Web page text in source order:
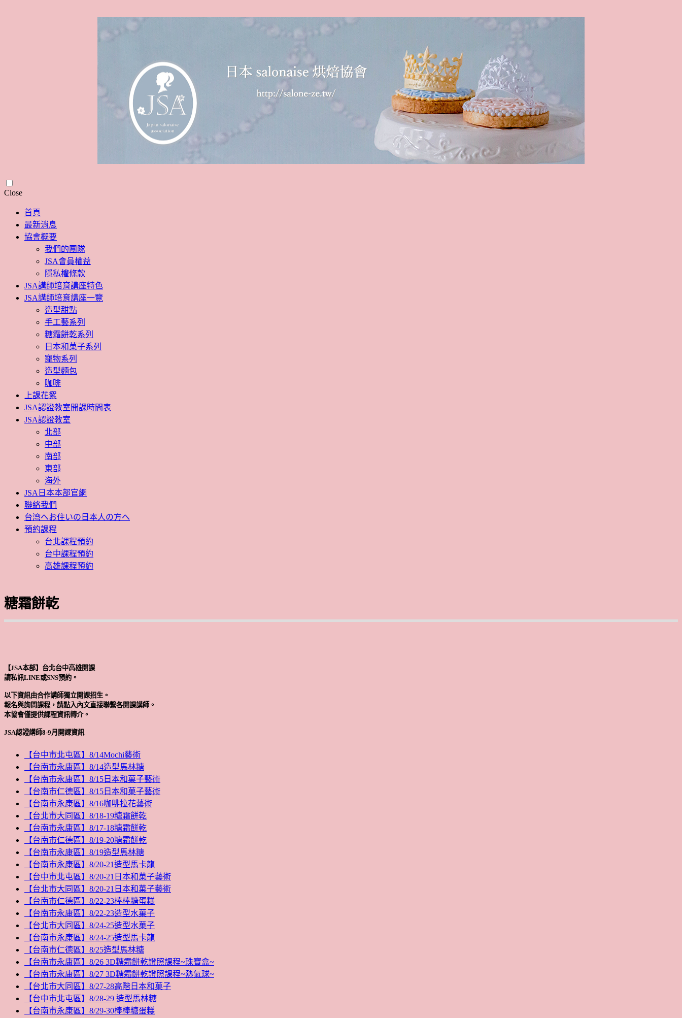
CloseSkip
content
首頁
最新消息
協會概要
我們的團隊
JSA會員權益
隱私權條款
JSA講師培育講座特色
JSA講師培育講座一覽
造型甜點
手工藝系列
糖霜餅乾系列
日本和菓子系列
寵物系列
造型麵包
咖啡
上課花絮
JSA認證教室開課時間表
JSA認證教室
北部
中部
南部
東部
海外
JSA日本本部官網
聯絡我們
台湾へお住いの日本人の方へ
預約課程
台北課程預約
台中課程預約
高雄課程預約
糖霜餅乾
【JSA本部】台北台中高雄開課
請私訊LINE或SNS預約。
以下資訊由合作講師獨立開課招生。
報名與詢問課程，請點入內文直接聯繫各開課講師。
本協會僅提供課程資訊轉介。
JSA認證講師8-9月開課資訊
【台中市北屯區】8/14Mochi藝術
【台南市永康區】8/14造型馬林糖
【台南市永康區】8/15日本和菓子藝術
【台南市仁德區】8/15日本和菓子藝術
【台南市永康區】8/16咖啡拉花藝術
【台北市大同區】8/18-19糖霜餅乾
【台南市永康區】8/17-18糖霜餅乾
【台南市仁德區】8/19-20糖霜餅乾
【台南市永康區】8/19造型馬林糖
【台南市永康區】8/20-21造型馬卡龍
【台中市北屯區】8/20-21日本和菓子藝術
【台北市大同區】8/20-21日本和菓子藝術
【台南市仁德區】8/22-23棒棒糖蛋糕
【台南市永康區】8/22-23造型水菓子
【台北市大同區】8/24-25造型水菓子
【台南市永康區】8/24-25造型馬卡龍
【台南市仁德區】8/25造型馬林糖
【台南市永康區】8/26 3D糖霜餅乾證照課程~珠寶盒~
【台南市永康區】8/27 3D糖霜餅乾證照課程~熱氣球~
【台北市大同區】8/27-28高階日本和菓子
【台中市北屯區】8/28-29 造型馬林糖
【台南市永康區】8/29-30棒棒糖蛋糕